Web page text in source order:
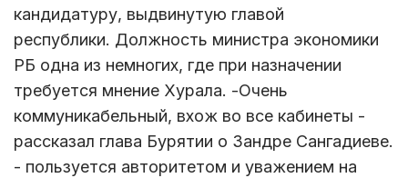
кандидатуру, выдвинутую главой
республики. Должность министра экономики
РБ одна из немногих, где при назначении
требуется мнение Хурала. -Очень
коммуникабельный, вхож во все кабинеты -
рассказал глава Бурятии о Зандре Сангадиеве.
- пользуется авторитетом и уважением на